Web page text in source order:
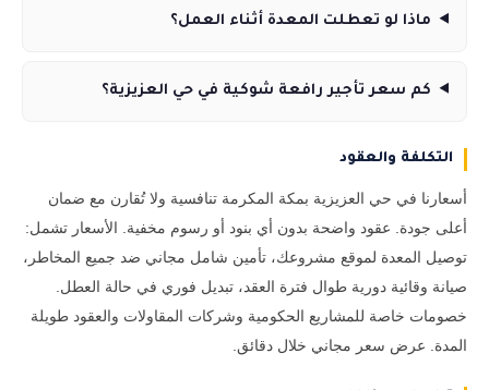
ماذا لو تعطلت المعدة أثناء العمل؟
كم سعر تأجير رافعة شوكية في حي العزيزية؟
التكلفة والعقود
أسعارنا في حي العزيزية بمكة المكرمة تنافسية ولا تُقارن مع ضمان
أعلى جودة. عقود واضحة بدون أي بنود أو رسوم مخفية. الأسعار تشمل:
توصيل المعدة لموقع مشروعك، تأمين شامل مجاني ضد جميع المخاطر،
صيانة وقائية دورية طوال فترة العقد، تبديل فوري في حالة العطل.
خصومات خاصة للمشاريع الحكومية وشركات المقاولات والعقود طويلة
المدة. عرض سعر مجاني خلال دقائق.